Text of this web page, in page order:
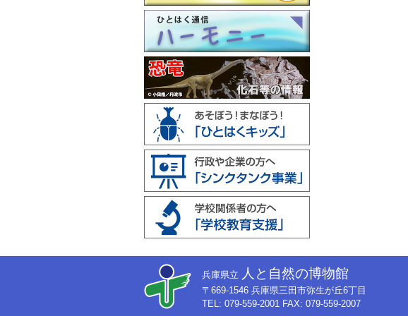
兵庫県立 人と自然の博物館
〒669-1546 兵庫県三田市弥生が丘6丁目
TEL: 079-559-2001 FAX: 079-559-2007